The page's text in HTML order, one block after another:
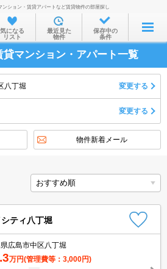
お部屋を探す
沿線・駅から
住所から
家賃相場から
物件特集から
不動産会社から
TOP
ション・賃貸アパートなど賃貸物件の部屋探し
気になる
リスト
最近見た
物件
保存中の
条件
マンション・アパート一覧
八丁堀 変更する
変更する
物件新着メール
ティ八丁堀
広島市中区八丁堀
万円(管理費等：3,000円)